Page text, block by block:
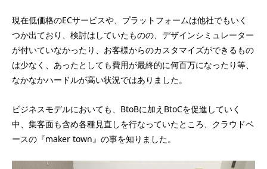
現在低価格のECサービスや、プラットフォームは他社でもいく
つか出ており、検討はしていたものの、デザインシミュレーター
が付いていなかったり、お客様からのカスタマイズができるもの
は少なく、あったとしても費用が最終的に何百万になったり等、
なかなかハードルが高い状況ではありました。
ビジネスモデルにおいても、BtoBに加えBtoCを促進していく
中、集客面も含め各種見直しを行なっていたところ、クラウドベ
ースの『maker town』の事を知りました。